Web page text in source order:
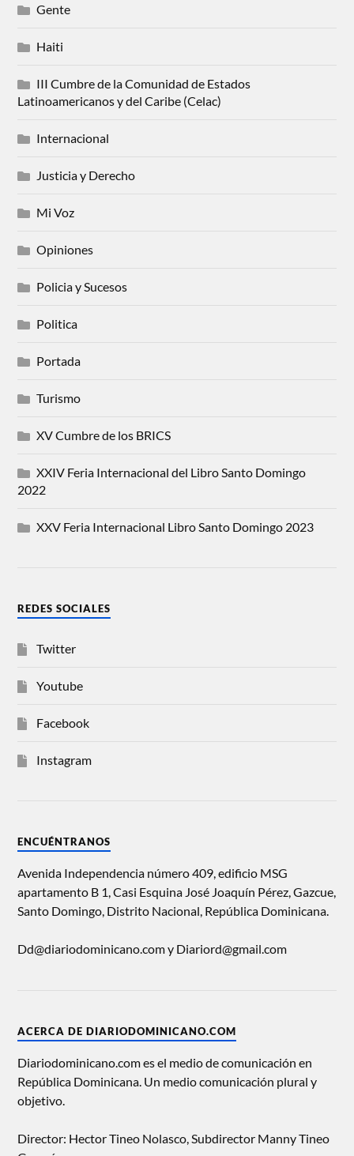
Gente
Haiti
III Cumbre de la Comunidad de Estados
Latinoamericanos y del Caribe (Celac)
Internacional
Justicia y Derecho
Mi Voz
Opiniones
Policia y Sucesos
Politica
Portada
Turismo
XV Cumbre de los BRICS
XXIV Feria Internacional del Libro Santo Domingo
2022
XXV Feria Internacional Libro Santo Domingo 2023
REDES SOCIALES
Twitter
Youtube
Facebook
Instagram
ENCUÉNTRANOS
Avenida Independencia número 409, edificio MSG
apartamento B 1, Casi Esquina José Joaquín Pérez, Gazcue,
Santo Domingo, Distrito Nacional, República Dominicana.
Dd@diariodominicano.com y Diariord@gmail.com
ACERCA DE DIARIODOMINICANO.COM
Diariodominicano.com es el medio de comunicación en
República Dominicana. Un medio comunicación plural y
objetivo.
Director: Hector Tineo Nolasco, Subdirector Manny Tineo